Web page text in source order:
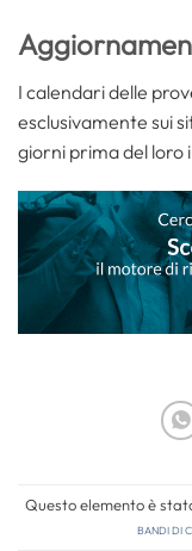
I calendari delle
esclusivamente sui
giorni prima del loro
Questo elemento è
bandi di